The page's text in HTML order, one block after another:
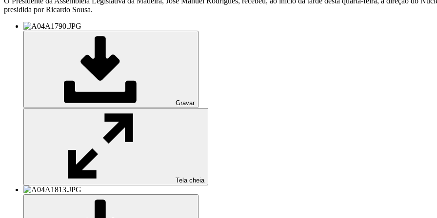
presidida por Ricardo Sousa.
Gravar
Tela cheia